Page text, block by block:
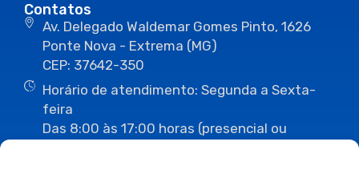
Contatos
Av. Delegado Waldemar Gomes Pinto, 1626
Ponte Nova - Extrema (MG)
CEP: 37642-350
Horário de atendimento: Segunda a Sexta-
feira
Das 8:00 às 17:00 horas (presencial ou